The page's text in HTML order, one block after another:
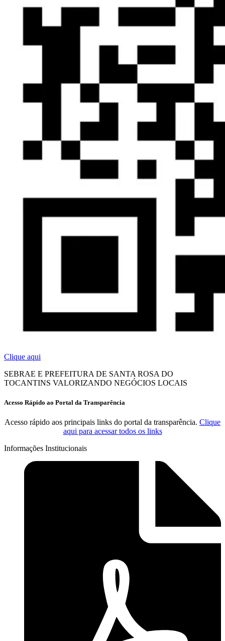
Clique aqui
SEBRAE E PREFEITURA DE SANTA ROSA DO
TOCANTINS VALORIZANDO NEGÓCIOS LOCAIS
Acesso Rápido ao Portal da Transparência
Acesso rápido aos principais links do portal da transparência. Clique
aqui para acessar todos os links
Informações Institucionais